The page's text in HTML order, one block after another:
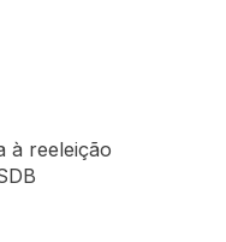
à reeleição